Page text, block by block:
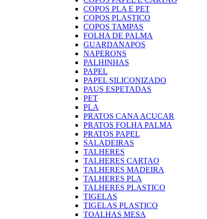
COPOS PLA E PET
COPOS PLASTICO
COPOS TAMPAS
FOLHA DE PALMA
GUARDANAPOS
NAPERONS
PALHINHAS
PAPEL
PAPEL SILICONIZADO
PAUS ESPETADAS
PET
PLA
PRATOS CANA ACUCAR
PRATOS FOLHA PALMA
PRATOS PAPEL
SALADEIRAS
TALHERES
TALHERES CARTAO
TALHERES MADEIRA
TALHERES PLA
TALHERES PLASTICO
TIGELAS
TIGELAS PLASTICO
TOALHAS MESA